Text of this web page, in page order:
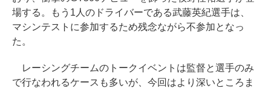
場する。もう1人のドライバーである武藤英紀選手は、
マシンテストに参加するため残念ながら不参加となっ
た。
レーシングチームのトークイベントは監督と選手のみ
で行なわれるケースも多いが、今回はより深いところま